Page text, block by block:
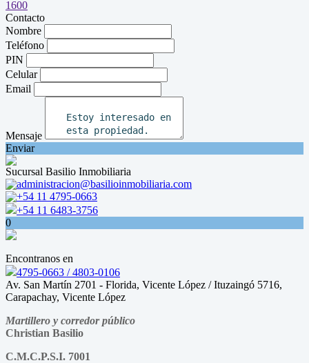
Contacto
Nombre
Teléfono
PIN
Celular
Email
Mensaje
Enviar
Sucursal Basilio Inmobiliaria
administracion@basilioinmobiliaria.com
+54 11 4795-0663
+54 11 6483-3756
0
Encontranos en
4795-0663 / 4803-0106
Av. San Martín 2701 - Florida, Vicente López / Ituzaingó 5716,
Carapachay, Vicente López
Martillero y corredor público
Christian Basilio
C.M.C.P.S.I. 7001